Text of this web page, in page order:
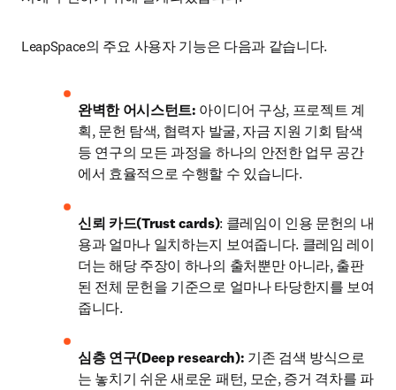
LeapSpace의 주요 사용자 기능은 다음과 같습니다.
완벽한 어시스턴트: 아이디어 구상, 프로젝트 계
획, 문헌 탐색, 협력자 발굴, 자금 지원 기회 탐색
등 연구의 모든 과정을 하나의 안전한 업무 공간
에서 효율적으로 수행할 수 있습니다.
신뢰 카드(Trust cards): 클레임이 인용 문헌의 내
용과 얼마나 일치하는지 보여줍니다. 클레임 레이
더는 해당 주장이 하나의 출처뿐만 아니라, 출판
된 전체 문헌을 기준으로 얼마나 타당한지를 보여
줍니다.
심층 연구(Deep research): 기존 검색 방식으로
는 놓치기 쉬운 새로운 패턴, 모순, 증거 격차를 파